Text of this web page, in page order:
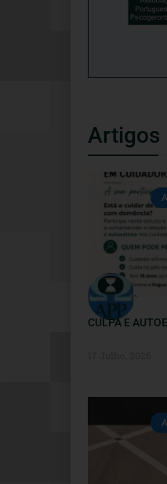
Artigos
CULPA E